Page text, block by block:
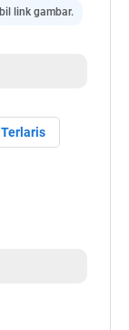
link gambar.